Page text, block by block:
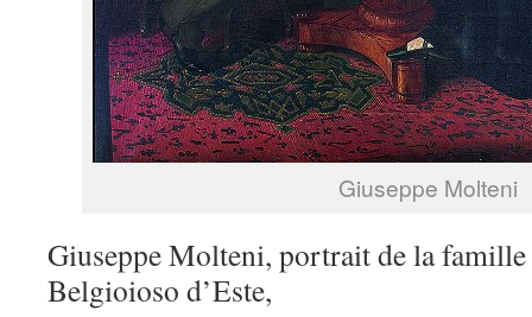
Giuseppe Molteni
Giuseppe Molteni, portrait de la
Belgioioso d’Este,